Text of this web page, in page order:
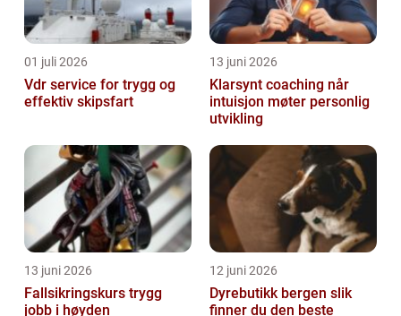
01 juli 2026
Vdr service for trygg og
effektiv skipsfart
13 juni 2026
Klarsynt coaching når
intuisjon møter personlig
utvikling
13 juni 2026
Fallsikringskurs trygg
jobb i høyden
12 juni 2026
Dyrebutikk bergen slik
finner du den beste